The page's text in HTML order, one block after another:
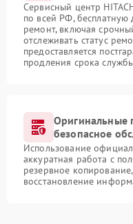
Сервисный центр
по всей РФ, бесплатную
ремонт, включая
отслеживать статус
предоставляется
продления срока
Оригинальные
безопасное
Использование
аккуратная работа с
резервное
восстановление